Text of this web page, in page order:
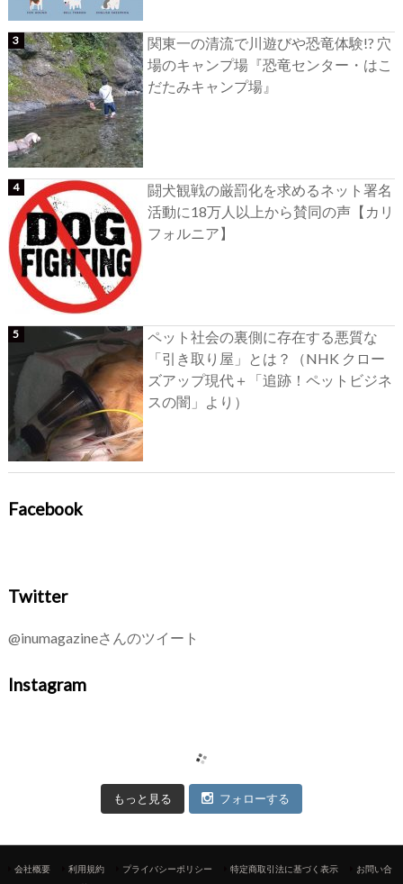
関東一の清流で川遊びや恐竜体験!? 穴
場のキャンプ場『恐竜センター・はこ
だたみキャンプ場』
闘犬観戦の厳罰化を求めるネット署名
活動に18万人以上から賛同の声【カリ
フォルニア】
ペット社会の裏側に存在する悪質な
「引き取り屋」とは？（NHK クロー
ズアップ現代＋「追跡！ペットビジネ
スの闇」より）
Facebook
Twitter
@inumagazineさんのツイート
Instagram
もっと見る フォローする
会社概要 利用規約 プライバシーポリシー 特定商取引法に基づく表示
お問い合